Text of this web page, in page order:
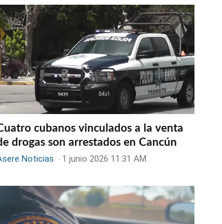
cubanos vinculados a la venta
drogas son arrestados en Cancún
Noticias - 1 junio 2026 11:31 AM